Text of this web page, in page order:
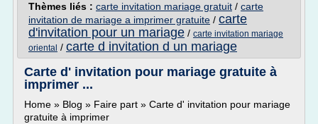
Thèmes liés : carte invitation mariage gratuit / carte
invitation de mariage a imprimer gratuite / carte
d'invitation pour un mariage / carte invitation mariage
oriental / carte d invitation d un mariage
Carte d' invitation pour mariage gratuite à
imprimer ...
Home » Blog » Faire part » Carte d' invitation pour mariage
gratuite à imprimer